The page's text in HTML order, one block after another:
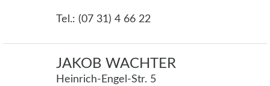
Tel.: (07 31) 4 66 22
JAKOB WACHTER
Heinrich-Engel-Str. 5